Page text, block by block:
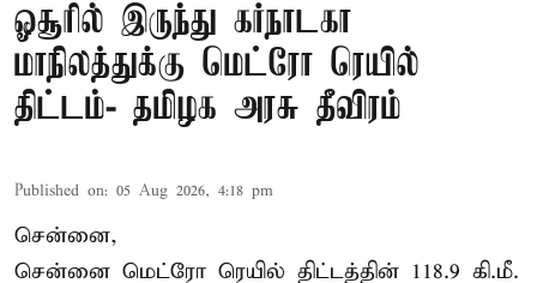
ஓசூரில் இருந்து கர்நாடகா
மாநிலத்துக்கு மெட்ரோ ரெயில்
திட்டம்- தமிழக அரசு தீவிரம்
Published on: 05 Aug 2026, 4:18 pm
சென்னை,
சென்னை மெட்ரோ ரெயில் திட்டத்தின் 118.9 கி.மீ.